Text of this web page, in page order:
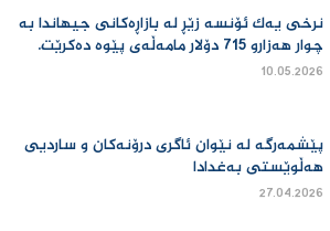
نرخی یەك ئۆنسە زێڕ لە بازاڕەكانی جیهاندا بە
چوار هەزارو 715 دۆلار مامەڵەی پێوە دەكرێت.
10.05.2026
پێشمەرگە لە نێوان ئاگری درۆنەکان و ساردیی
هەڵوێستی بەغدادا
27.04.2026